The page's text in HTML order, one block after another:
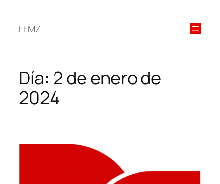
FEMZ
Día: 2 de enero de
2024